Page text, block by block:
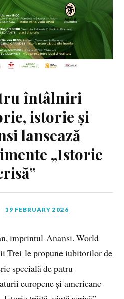
întâlniri
istorie și
lansează
„Istorie
19 FEBRUARY 2026
imprintul Anansi. World
Trei le propune iubitorilor de
specială de patru
europene și americane